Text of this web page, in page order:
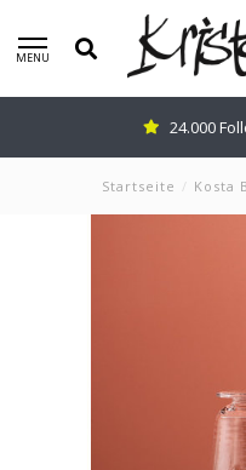
MENU
24.000
Startseite / Kosta